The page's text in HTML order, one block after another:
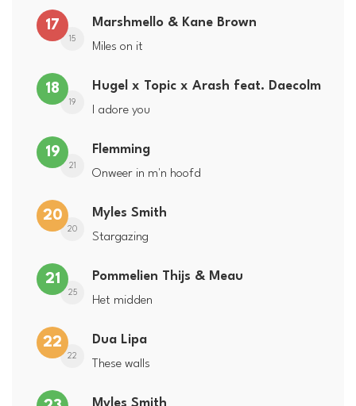
17
15
Marshmello & Kane Brown
Miles on it
18
19
Hugel x Topic x Arash feat. Daecolm
I adore you
19
21
Flemming
Onweer in m'n hoofd
20
20
Myles Smith
Stargazing
21
25
Pommelien Thijs & Meau
Het midden
22
22
Dua Lipa
These walls
Myles Smith